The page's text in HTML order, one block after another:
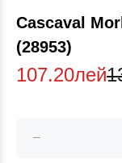
Cascaval
(28953)
107.20лей